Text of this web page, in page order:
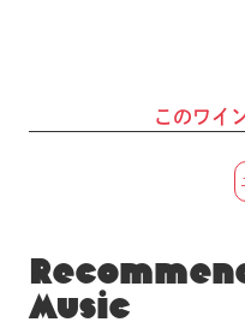
このワイ
Music